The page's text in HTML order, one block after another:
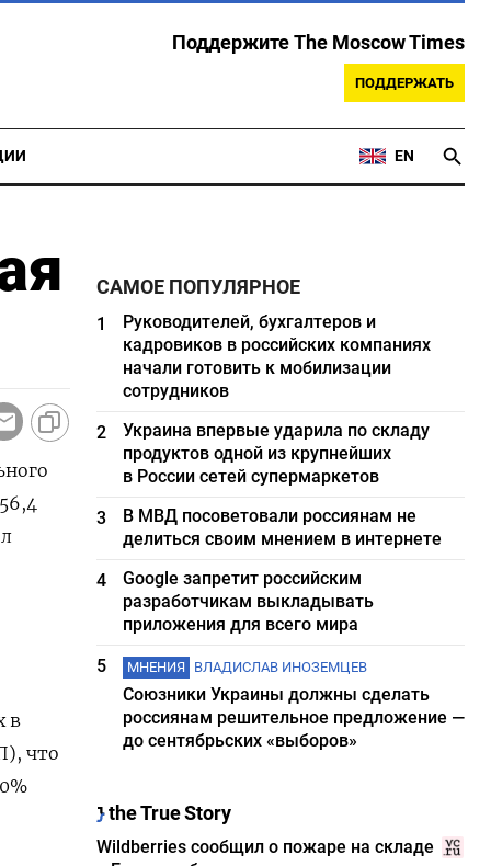
Поддержите The Moscow Times
ПОДДЕРЖАТЬ
EN
в
что
САМОЕ ПОПУЛЯРНОЕ
1
Руководителей, бухгалтеров и
кадровиков в российских компаниях
начали готовить к мобилизации
сотрудников
2
Украина впервые ударила по складу
продуктов одной из крупнейших
в России сетей супермаркетов
3
В МВД посоветовали россиянам не
делиться своим мнением в интернете
4
Google запретит российским
разработчикам выкладывать
приложения для всего мира
5
МНЕНИЯ ВЛАДИСЛАВ ИНОЗЕМЦЕВ
Союзники Украины должны сделать
россиянам решительное предложение —
до сентябрьских «выборов»